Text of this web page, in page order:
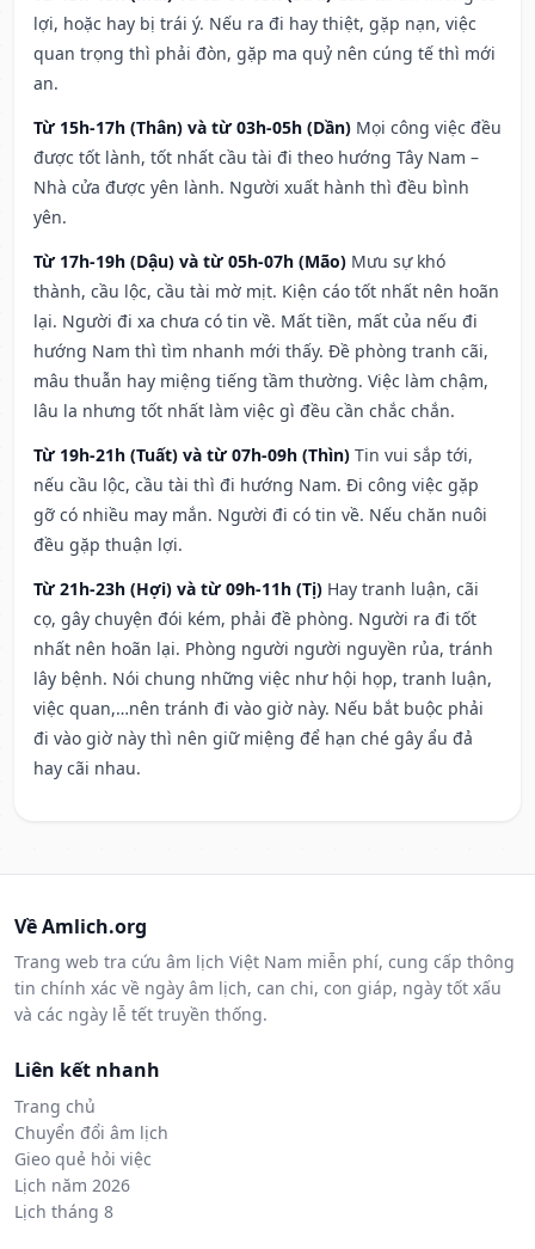
lợi, hoặc hay bị trái ý. Nếu ra đi hay thiệt, gặp nạn, việc
quan trọng thì phải đòn, gặp ma quỷ nên cúng tế thì mới
an.
Từ 15h-17h (Thân) và từ 03h-05h (Dần) Mọi công việc đều
được tốt lành, tốt nhất cầu tài đi theo hướng Tây Nam –
Nhà cửa được yên lành. Người xuất hành thì đều bình
yên.
Từ 17h-19h (Dậu) và từ 05h-07h (Mão) Mưu sự khó
thành, cầu lộc, cầu tài mờ mịt. Kiện cáo tốt nhất nên hoãn
lại. Người đi xa chưa có tin về. Mất tiền, mất của nếu đi
hướng Nam thì tìm nhanh mới thấy. Đề phòng tranh cãi,
mâu thuẫn hay miệng tiếng tầm thường. Việc làm chậm,
lâu la nhưng tốt nhất làm việc gì đều cần chắc chắn.
Từ 19h-21h (Tuất) và từ 07h-09h (Thìn) Tin vui sắp tới,
nếu cầu lộc, cầu tài thì đi hướng Nam. Đi công việc gặp
gỡ có nhiều may mắn. Người đi có tin về. Nếu chăn nuôi
đều gặp thuận lợi.
Từ 21h-23h (Hợi) và từ 09h-11h (Tị) Hay tranh luận, cãi
cọ, gây chuyện đói kém, phải đề phòng. Người ra đi tốt
nhất nên hoãn lại. Phòng người người nguyền rủa, tránh
lây bệnh. Nói chung những việc như hội họp, tranh luận,
việc quan,…nên tránh đi vào giờ này. Nếu bắt buộc phải
đi vào giờ này thì nên giữ miệng để hạn ché gây ẩu đả
hay cãi nhau.
Về Amlich.org
Trang web tra cứu âm lịch Việt Nam miễn phí, cung cấp thông
tin chính xác về ngày âm lịch, can chi, con giáp, ngày tốt xấu
và các ngày lễ tết truyền thống.
Liên kết nhanh
Trang chủ
Chuyển đổi âm lịch
Gieo quẻ hỏi việc
Lịch năm 2026
Lịch tháng 8